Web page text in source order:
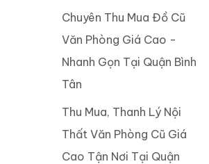
Chuyên Thu Mua Đồ Cũ
Văn Phòng Giá Cao -
Nhanh Gọn Tại Quận Bình
Tân
Thu Mua, Thanh Lý Nội
Thất Văn Phòng Cũ Giá
Cao Tận Nơi Tại Quận